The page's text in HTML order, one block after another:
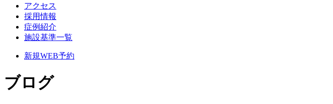
アクセス
採用情報
症例紹介
施設基準一覧
新規WEB予約
ブログ